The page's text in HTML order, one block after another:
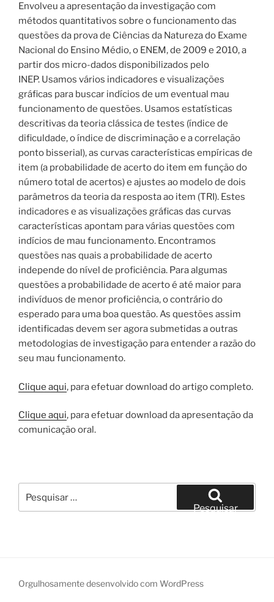
Envolveu a apresentação da investigação com
métodos quantitativos sobre o funcionamento das
questões da prova de Ciências da Natureza do Exame
Nacional do Ensino Médio, o ENEM, de 2009 e 2010, a
partir dos micro-dados disponibilizados pelo
INEP. Usamos vários indicadores e visualizações
gráficas para buscar indícios de um eventual mau
funcionamento de questões. Usamos estatísticas
descritivas da teoria clássica de testes (índice de
dificuldade, o índice de discriminação e a correlação
ponto bisserial), as curvas características empíricas de
item (a probabilidade de acerto do item em função do
número total de acertos) e ajustes ao modelo de dois
parâmetros da teoria da resposta ao item (TRI). Estes
indicadores e as visualizações gráficas das curvas
características apontam para várias questões com
indícios de mau funcionamento. Encontramos
questões nas quais a probabilidade de acerto
independe do nível de proficiência. Para algumas
questões a probabilidade de acerto é até maior para
indivíduos de menor proficiência, o contrário do
esperado para uma boa questão. As questões assim
identificadas devem ser agora submetidas a outras
metodologias de investigação para entender a razão do
seu mau funcionamento.
Clique aqui, para efetuar download do artigo completo.
Clique aqui, para efetuar download da apresentação da
comunicação oral.
por:
Pesquisar
Orgulhosamente desenvolvido com WordPress